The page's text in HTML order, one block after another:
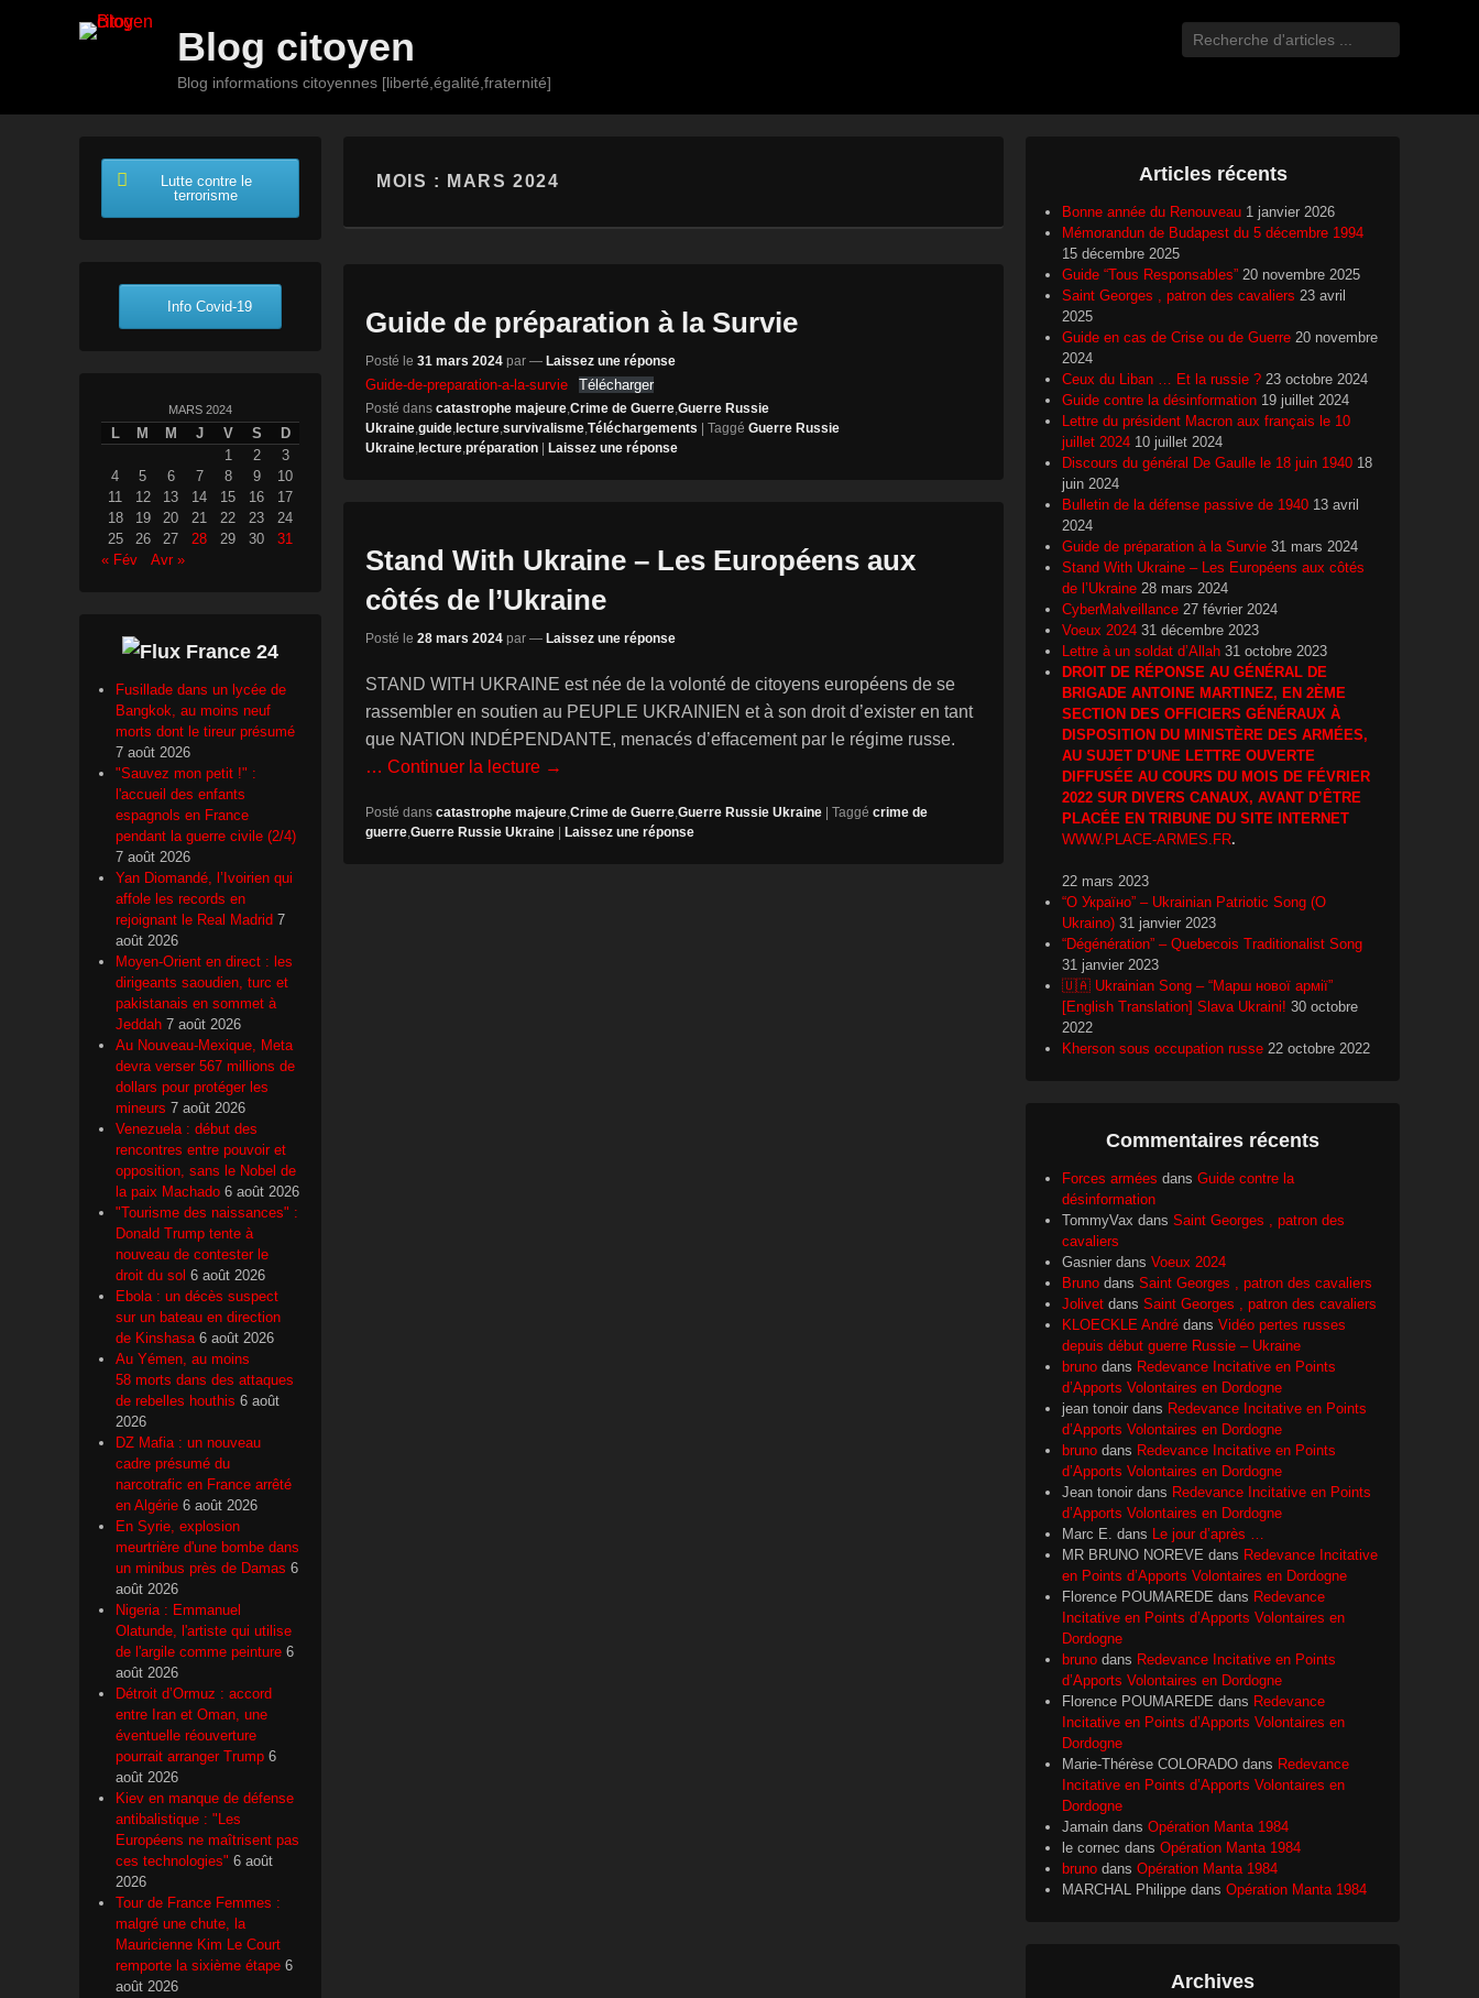
Blog citoyen
Blog informations citoyennes [liberté,égalité,fraternité]
Recherche
MOIS : MARS 2024
Guide de préparation à la Survie
Posté le 31 mars 2024 par — Laissez une réponse
Guide-de-preparation-a-la-survie Télécharger
Posté dans catastrophe majeure Crime de Guerre Guerre Russie
Ukraine guide lecture survivalisme Téléchargements | Taggé Guerre Russie
Ukraine lecture préparation | Laissez une réponse
Stand With Ukraine – Les Européens aux
côtés de l’Ukraine
Posté le 28 mars 2024 par — Laissez une réponse
STAND WITH UKRAINE est née de la volonté de citoyens européens de se
rassembler en soutien au PEUPLE UKRAINIEN et à son droit d’exister en tant
que NATION INDÉPENDANTE, menacés d’effacement par le régime russe.
… Continuer la lecture →
Posté dans catastrophe majeure Crime de Guerre Guerre Russie Ukraine | Taggé crime de
guerre Guerre Russie Ukraine | Laissez une réponse
Articles récents
Bonne année du Renouveau 1 janvier 2026
Mémorandun de Budapest du 5 décembre 1994
15 décembre 2025
Guide “Tous Responsables” 20 novembre 2025
Saint Georges , patron des cavaliers 23 avril
2025
Guide en cas de Crise ou de Guerre 20 novembre
2024
Ceux du Liban … Et la russie ? 23 octobre 2024
Guide contre la désinformation 19 juillet 2024
Lettre du président Macron aux français le 10
juillet 2024 10 juillet 2024
Discours du général De Gaulle le 18 juin 1940 18
juin 2024
Bulletin de la défense passive de 1940 13 avril
2024
Guide de préparation à la Survie 31 mars 2024
Stand With Ukraine – Les Européens aux côtés
de l’Ukraine 28 mars 2024
CyberMalveillance 27 février 2024
Voeux 2024 31 décembre 2023
Lettre à un soldat d’Allah 31 octobre 2023
DROIT DE RÉPONSE AU GÉNÉRAL DE
BRIGADE ANTOINE MARTINEZ, EN 2ÈME
SECTION DES OFFICIERS GÉNÉRAUX À
DISPOSITION DU MINISTÈRE DES ARMÉES,
AU SUJET D’UNE LETTRE OUVERTE
DIFFUSÉE AU COURS DU MOIS DE FÉVRIER
2022 SUR DIVERS CANAUX, AVANT D’ÊTRE
PLACÉE EN TRIBUNE DU SITE INTERNET
WWW.PLACE-ARMES.FR.
22 mars 2023
“О Україно” – Ukrainian Patriotic Song (O
Ukraino) 31 janvier 2023
“Dégénération” – Quebecois Traditionalist Song
31 janvier 2023
🇺🇦 Ukrainian Song – “Марш нової армії”
[English Translation] Slava Ukraini! 30 octobre
2022
Kherson sous occupation russe 22 octobre 2022
Commentaires récents
Forces armées dans Guide contre la
désinformation
TommyVax dans Saint Georges , patron des
cavaliers
Gasnier dans Voeux 2024
Bruno dans Saint Georges , patron des cavaliers
Jolivet dans Saint Georges , patron des cavaliers
KLOECKLE André dans Vidéo pertes russes
depuis début guerre Russie – Ukraine
bruno dans Redevance Incitative en Points
d’Apports Volontaires en Dordogne
jean tonoir dans Redevance Incitative en Points
d’Apports Volontaires en Dordogne
bruno dans Redevance Incitative en Points
d’Apports Volontaires en Dordogne
Jean tonoir dans Redevance Incitative en Points
d’Apports Volontaires en Dordogne
Marc E. dans Le jour d’après …
MR BRUNO NOREVE dans Redevance Incitative
en Points d’Apports Volontaires en Dordogne
Florence POUMAREDE dans Redevance
Incitative en Points d’Apports Volontaires en
Dordogne
bruno dans Redevance Incitative en Points
d’Apports Volontaires en Dordogne
Florence POUMAREDE dans Redevance
Incitative en Points d’Apports Volontaires en
Dordogne
Marie-Thérèse COLORADO dans Redevance
Incitative en Points d’Apports Volontaires en
Dordogne
Jamain dans Opération Manta 1984
le cornec dans Opération Manta 1984
bruno dans Opération Manta 1984
MARCHAL Philippe dans Opération Manta 1984
Archives
Lutte contre le
terrorisme
Info Covid-19
MARS 2024
L M M J V S
D
1
2
3
4
5 6 7 8 9
10
11
12 13 14 15 16
17
18
19 20 21 22 23
24
25
26 27 28 29 30
31
« Fév
Avr »
France 24
Fusillade dans un lycée de
Bangkok, au moins neuf
morts dont le tireur présumé
7 août 2026
"Sauvez mon petit !" :
l'accueil des enfants
espagnols en France
pendant la guerre civile (2/4)
7 août 2026
Yan Diomandé, l’Ivoirien qui
affole les records en
rejoignant le Real Madrid 7
août 2026
Moyen-Orient en direct : les
dirigeants saoudien, turc et
pakistanais en sommet à
Jeddah 7 août 2026
Au Nouveau-Mexique, Meta
devra verser 567 millions de
dollars pour protéger les
mineurs 7 août 2026
Venezuela : début des
rencontres entre pouvoir et
opposition, sans le Nobel de
la paix Machado 6 août 2026
"Tourisme des naissances" :
Donald Trump tente à
nouveau de contester le
droit du sol 6 août 2026
Ebola : un décès suspect
sur un bateau en direction
de Kinshasa 6 août 2026
Au Yémen, au moins
58 morts dans des attaques
de rebelles houthis 6 août
2026
DZ Mafia : un nouveau
cadre présumé du
narcotrafic en France arrêté
en Algérie 6 août 2026
En Syrie, explosion
meurtrière d'une bombe dans
un minibus près de Damas 6
août 2026
Nigeria : Emmanuel
Olatunde, l'artiste qui utilise
de l'argile comme peinture 6
août 2026
Détroit d’Ormuz : accord
entre Iran et Oman, une
éventuelle réouverture
pourrait arranger Trump 6
août 2026
Kiev en manque de défense
antibalistique : "Les
Européens ne maîtrisent pas
ces technologies" 6 août
2026
Tour de France Femmes :
malgré une chute, la
Mauricienne Kim Le Court
remporte la sixième étape 6
août 2026